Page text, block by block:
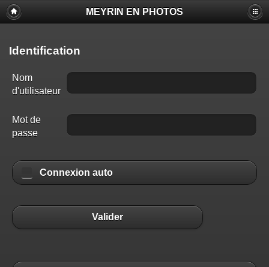
MEYRIN EN PHOTOS
Identification
Nom
d'utilisateur
Mot de
passe
Connexion auto
Valider